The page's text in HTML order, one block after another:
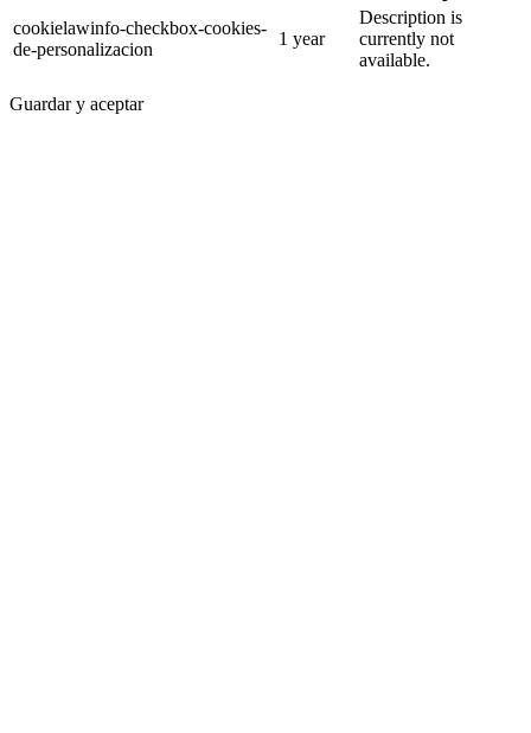
cookielawinfo-checkbox-cookies-
de-personalizacion
1 year
Description is
currently not
available.
Guardar y aceptar